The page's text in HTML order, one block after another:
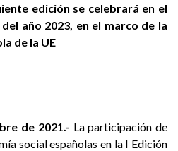
edición se celebrará en el
año 2023, en el marco de la
de la UE
de 2021.- La participación de
social españolas en la I Edición